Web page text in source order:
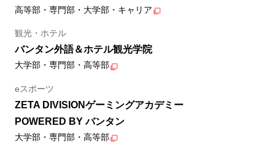
高等部・専門部・大学部・キャリア
観光・ホテル
バンタン外語＆ホテル観光学院
大学部・専門部・高等部
eスポーツ
ZETA DIVISIONゲーミングアカデミー
POWERED BY バンタン
大学部・専門部・高等部